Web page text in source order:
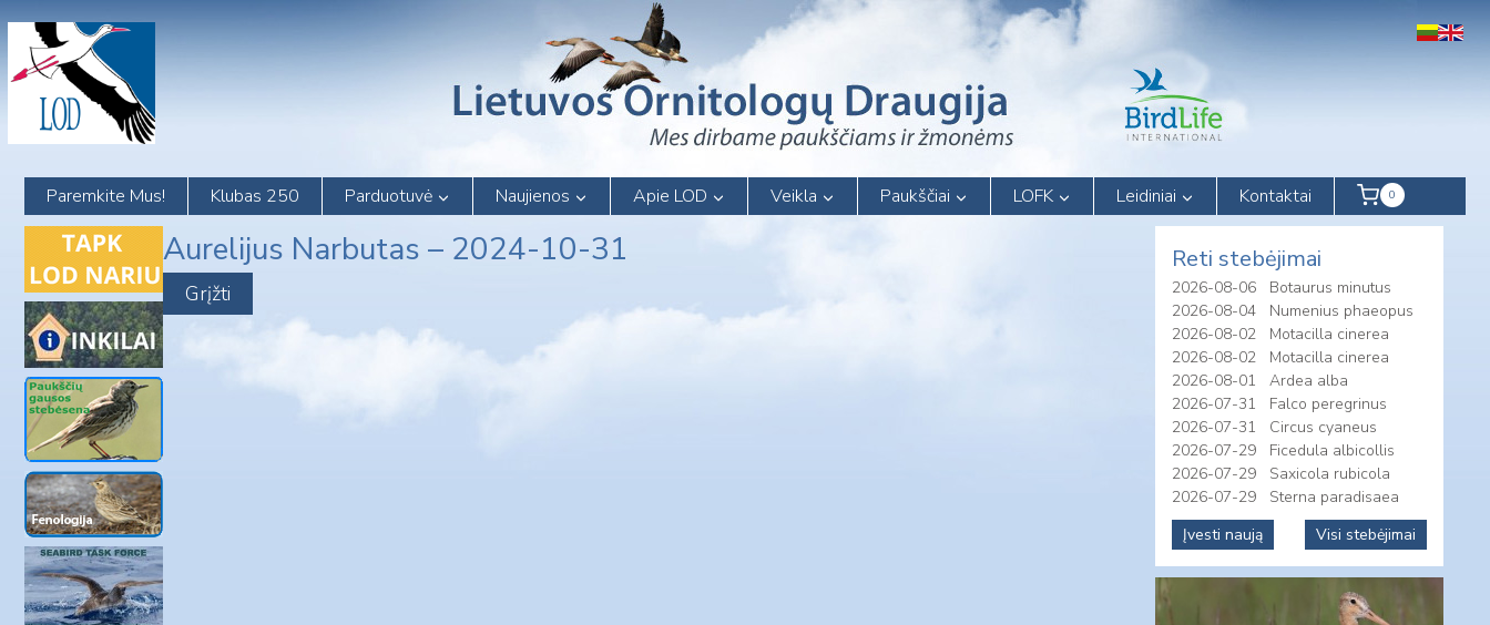
content
Paremkite Mus! Klubas 250 Parduotuvė Naujienos Apie LOD Veikla Paukščiai LOFK Leidiniai Kontaktai 0
Aurelijus Narbutas – 2024-10-31 Reti stebėjimai
2026-08-06
Botaurus minutus
2026-08-04
Numenius phaeopus
2026-08-02
Motacilla cinerea
2026-08-02
Motacilla cinerea
2026-08-01
Ardea alba
2026-07-31
Falco peregrinus
2026-07-31
Circus cyaneus
2026-07-29
Ficedula albicollis
2026-07-29
Saxicola rubicola
2026-07-29
Sterna paradisaea
Įvesti naują
Visi stebėjimai